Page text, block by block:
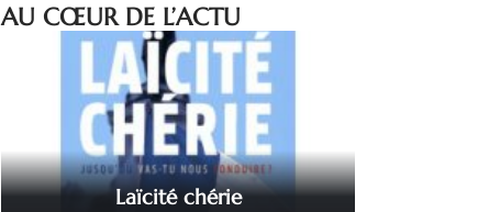
AU CŒUR DE L’ACTU
Laïcité chérie